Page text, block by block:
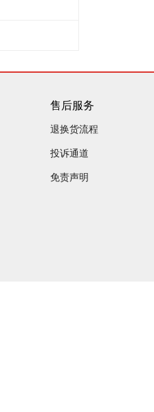
售后服务
退换货流程
投诉通道
免责声明